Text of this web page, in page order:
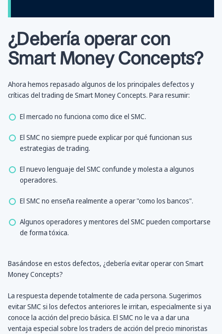
¿Debería operar con
Smart Money Concepts?
Ahora hemos repasado algunos de los principales defectos y
críticas del trading de Smart Money Concepts. Para resumir:
El mercado no funciona como dice el SMC.
El SMC no siempre puede explicar por qué funcionan sus
estrategias de trading.
El nuevo lenguaje del SMC confunde y molesta a algunos
operadores.
El SMC no enseña realmente a operar "como los bancos".
Algunos operadores y mentores del SMC pueden comportarse
de forma tóxica.
Basándose en estos defectos, ¿debería evitar operar con Smart
Money Concepts?
La respuesta depende totalmente de cada persona. Sugerimos
evitar SMC si los defectos anteriores le irritan, especialmente si ya
conoce la acción del precio básica. El SMC no le va a dar una
ventaja especial sobre los traders de acción del precio minoristas